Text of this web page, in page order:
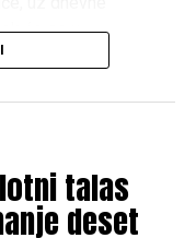
će se u
i do
između
Celzijusa.
naredne sedmice
talas
deset